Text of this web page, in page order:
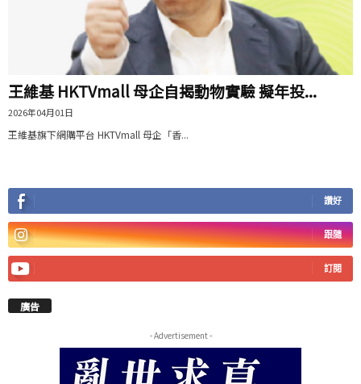
王維基 HKTVmall 母企自揭動物實驗 擬年投...
2026年04月01日
王維基旗下網購平台 HKTVmall 母企「香...
讚好
跟隨
訂閱
廣告
- Advertisement -